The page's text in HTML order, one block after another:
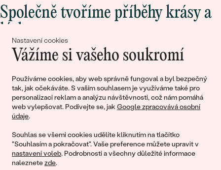
Nastavení cookies
Vážíme si vašeho soukromí
Používáme cookies, aby web správně fungoval a byl bezpečný
tak, jak očekáváte. S vaším souhlasem je využíváme také pro
personalizaci reklam a analýzu návštěvnosti, což nám pomáhá
web vylepšovat. Podívejte se, jak Google zpracovává osobní
údaje.
Souhlas se všemi cookies udělíte kliknutím na tlačítko
"Souhlasím a pokračovat". Vaše preference můžete upravit v
nastavení voleb. Podrobnosti a všechny důležité informace
naleznetezde.
Společně tvoříme příběhy krásy a
Připojte se k nám!
© 2011 - 2026, Eppi.cz